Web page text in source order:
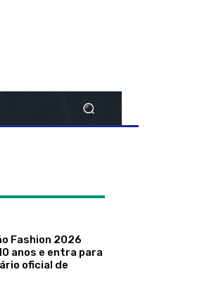
Fashion 2026
anos e entra para
oficial de